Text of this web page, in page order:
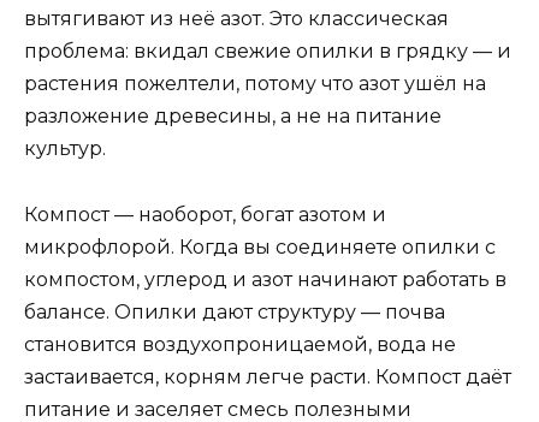
вытягивают из неё азот. Это классическая
проблема: вкидал свежие опилки в грядку — и
растения пожелтели, потому что азот ушёл на
разложение древесины, а не на питание
культур.
Компост — наоборот, богат азотом и
микрофлорой. Когда вы соединяете опилки с
компостом, углерод и азот начинают работать в
балансе. Опилки дают структуру — почва
становится воздухопроницаемой, вода не
застаивается, корням легче расти. Компост даёт
питание и заселяет смесь полезными